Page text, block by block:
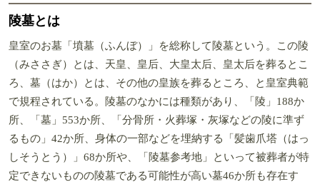
陵墓とは
皇室のお墓「墳墓（ふんぼ）」を総称して陵墓という。この陵
（みささぎ）とは、天皇、皇后、大皇太后、皇太后を葬るとこ
ろ、墓（はか）とは、その他の皇族を葬るところ、と皇室典範
で規程されている。陵墓のなかには種類があり、「陵」188か
所、「墓」553か所、「分骨所・火葬塚・灰塚などの陵に準ず
るもの」42か所、身体の一部などを埋納する「髪歯爪塔（はっ
しそうとう）」68か所や、「陵墓参考地」といって被葬者が特
定できないものの陵墓である可能性が高い墓46か所も存在す